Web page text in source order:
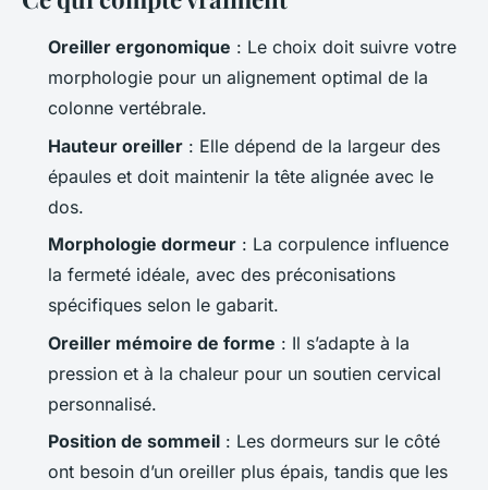
Oreiller ergonomique : Le choix doit suivre votre
morphologie pour un alignement optimal de la
colonne vertébrale.
Hauteur oreiller : Elle dépend de la largeur des
épaules et doit maintenir la tête alignée avec le
dos.
Morphologie dormeur : La corpulence influence
la fermeté idéale, avec des préconisations
spécifiques selon le gabarit.
Oreiller mémoire de forme : Il s’adapte à la
pression et à la chaleur pour un soutien cervical
personnalisé.
Position de sommeil : Les dormeurs sur le côté
ont besoin d’un oreiller plus épais, tandis que les